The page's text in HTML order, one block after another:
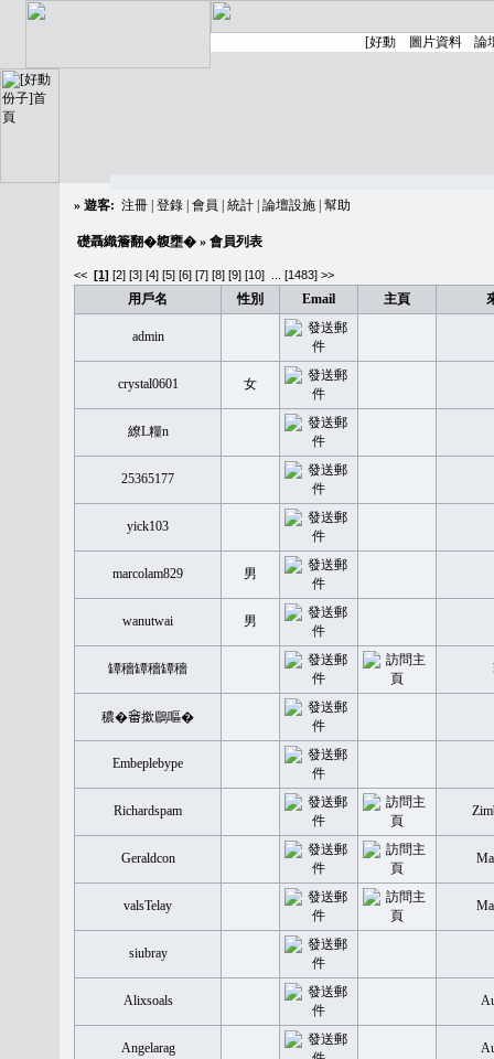
» 遊客: 注冊 登錄 會員 統計 論壇設施 幫助
礎聶織簷翻�䪖壅� » 會員列表
<< [1] [2] [3] [4] [5] [6] [7] [8] [9] [10] [1483] >>
用戶名 性別 Email 主頁
admin
crystal0601 女
繚L糧n
25365177
yick103
marcolam829 男
wanutwai 男
罈穡罈穡罈穡
穠�𤲞撳鶥嘔�
Embeplebype
Richardspam
Geraldcon
valsTelay
siubray
Alixsoals
Angelarag